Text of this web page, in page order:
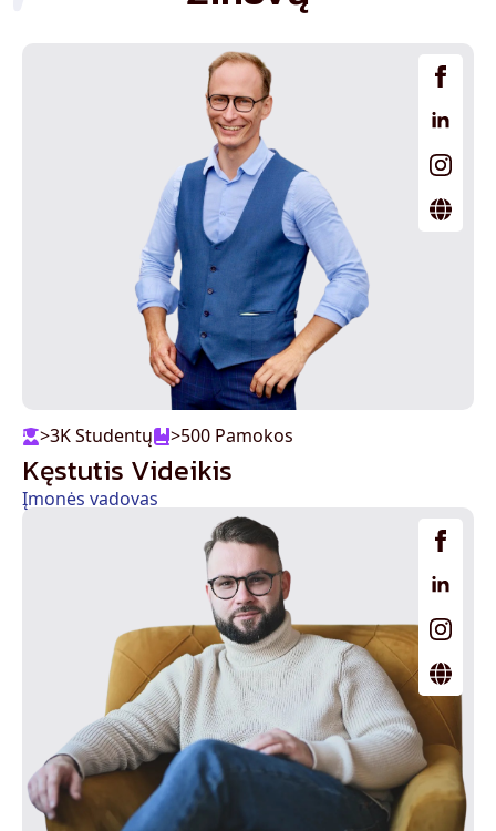
>500 Pamokos
Kęstutis Videikis
Įmonės vadovas